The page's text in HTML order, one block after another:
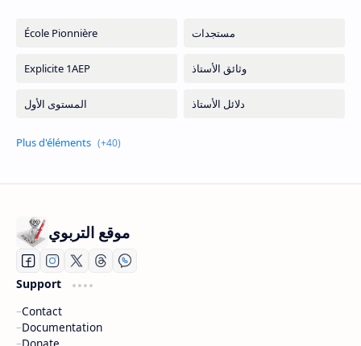
موقع التربوي
Support
Contact
Documentation